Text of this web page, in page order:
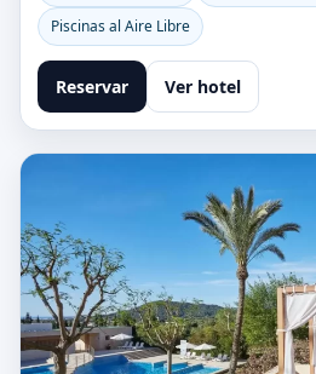
Piscinas al Aire Libre
Reservar Ver hotel